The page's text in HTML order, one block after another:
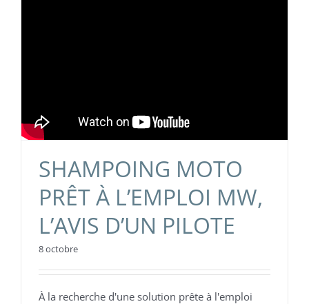
SHAMPOING MOTO
PRÊT À L’EMPLOI MW,
L’AVIS D’UN PILOTE
8 octobre
À la recherche d'une solution prête à l'emploi